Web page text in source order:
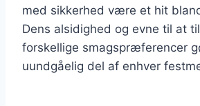
med sikkerhed være et hit
Dens alsidighed og evne til at
forskellige smagspræferencer
uundgåelig del af enhver